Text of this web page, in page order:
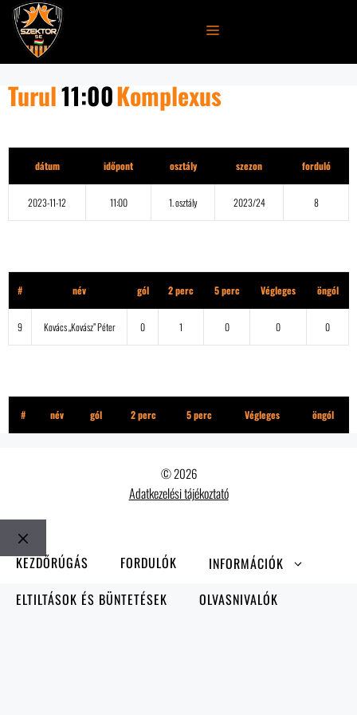
Kilépés
tartalomba
MENÜ
Turul11:00Komplexus
dátum időpont osztály szezon forduló
2023-11-12 11:00 1. osztály 2023/24 8
# név gól 2 perc 5 perc Végleges öngól
9 Kovács „Kovász” Péter 0 1 0 0 0
# név gól 2 perc 5 perc Végleges öngól
© 2026
Adatkezelési tájékoztató
Bezár
KEZDŐRÚGÁS FORDULÓK
INFORMÁCIÓK
ELTILTÁSOK ÉS BÜNTETÉSEK
OLVASNIVALÓK